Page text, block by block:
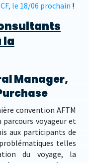
le 18/06 prochain !
la
Manager,
convention AFTM
parcours voyageur et
aux participants de
telles
du voyage, la